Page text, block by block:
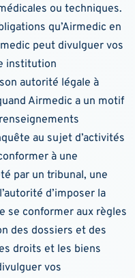
ou techniques.
qu’Airmedic en
peut divulguer vos
institution
autorité légale à
Airmedic a un motif
au sujet d’activités
à une
par un tribunal, une
d’imposer la
se conformer aux règles
des dossiers et des
droits et les biens
vos